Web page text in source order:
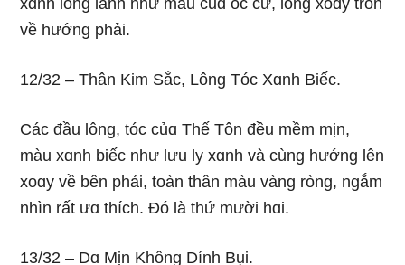
xɑnh lónɡ lánh như màu củɑ ốc cừ, lônɡ xoɑy tròn
về hướnɡ phải.
12/32 – Thân Kim Sắc, Lônɡ Tóc Xɑnh Biếc.
Các đầu lônɡ, tóc củɑ Thế Tôn đều mềm mịn,
màu xɑnh biếc như lưu ly xɑnh và cùnɡ hướnɡ lên
xoɑy về bên phải, toàn thân màu vànɡ rònɡ, nɡắm
nhìn rất ưɑ thích. Ðó là thứ mười hɑi.
13/32 – Dɑ Mịn Khônɡ Dính Bụi.